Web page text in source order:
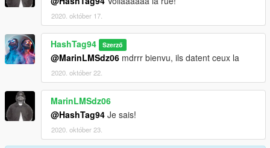
2020. október 17.
HashTag94 Szerző
@MarinLMSdz06 mdrrr bienvu, ils datent ceux la
2020. október 22.
MarinLMSdz06
@HashTag94 Je sais!
2020. október 23.